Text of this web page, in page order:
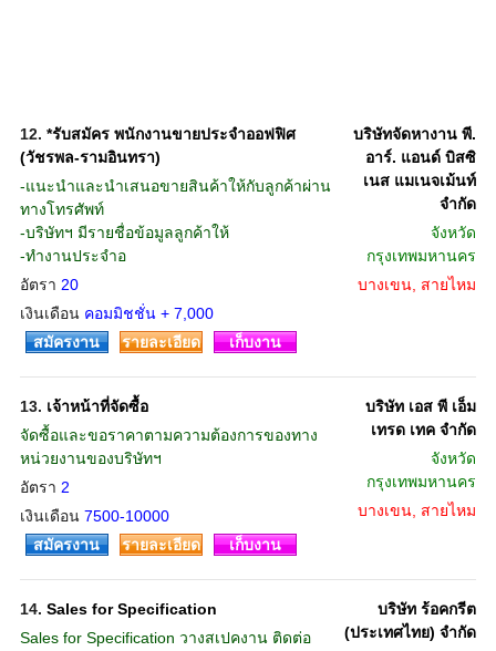
12. *รับสมัคร พนักงานขายประจำออฟฟิศ
(วัชรพล-รามอินทรา)
-แนะนำและนำเสนอขายสินค้าให้กับลูกค้าผ่าน
ทางโทรศัพท์
-บริษัทฯ มีรายชื่อข้อมูลลูกค้าให้
-ทำงานประจำอ
อัตรา 20
เงินเดือน คอมมิชชั่น + 7,000
บริษัทจัดหางาน พี.
อาร์. แอนด์ บิสซิ
เนส แมเนจเม้นท์
จำกัด
จังหวัด
กรุงเทพมหานคร
บางเขน, สายไหม
สมัครงาน รายละเอียด เก็บงาน
13. เจ้าหน้าที่จัดซื้อ
จัดซื้อและขอราคาตามความต้องการของทาง
หน่วยงานของบริษัทฯ
อัตรา 2
เงินเดือน 7500-10000
บริษัท เอส พี เอ็ม
เทรด เทค จำกัด
จังหวัด
กรุงเทพมหานคร
บางเขน, สายไหม
สมัครงาน
รายละเอียด เก็บงาน
14. Sales for Specification
Sales for Specification วางสเปคงาน ติดต่อ
บริษัท ร้อคกรีต
(ประเทศไทย) จำกัด